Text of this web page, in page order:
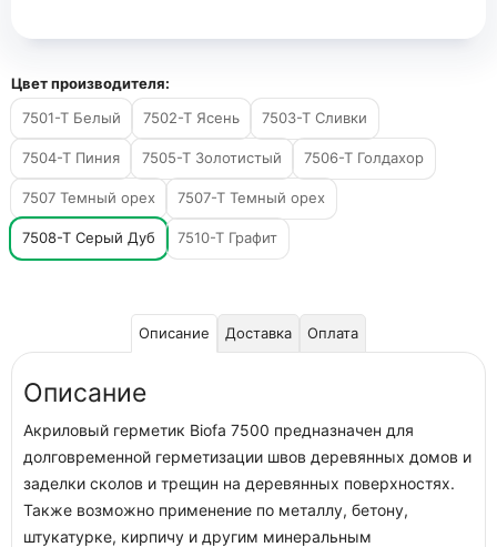
Цвет производителя:
7501-Т Белый
7502-Т Ясень 7503-Т Сливки
7504-Т Пиния 7505-Т Золотистый 7506-Т Голдахор
7507 Темный орех 7507-Т Темный орех
7508-Т Серый Дуб 7510-Т Графит
Описание Доставка Оплата
Описание
Акриловый герметик Biofa 7500 предназначен для
долговременной герметизации швов деревянных домов и
заделки сколов и трещин на деревянных поверхностях.
Также возможно применение по металлу, бетону,
штукатурке, кирпичу и другим минеральным